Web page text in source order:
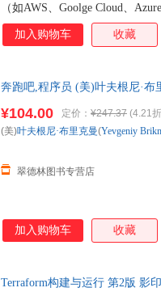
（如AWS、Goolge Cloud、
定义、部署和管理。这本书介
下使用基础设施即代码，把软
过大量的代码示例，介绍了
Terraform作为一种IaC工具的
握如何在实战中使用和配置该
加入购物车 收藏
奔跑吧,程序员 (美)叶夫根尼·布
¥104.00 定价： ¥247.37 (4.21
翠德林图书专营店
(美)叶夫根尼·布里克曼(Yevgeniy
加入购物车 收藏
Terraform构建与运行 第2版 影